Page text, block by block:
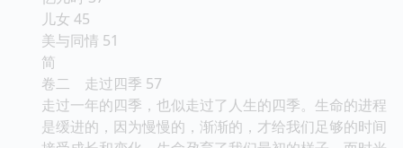
儿女 45
美与同情 51
简
卷二 走过四季 57
走过一年的四季，也似走过了人生的四季。生命的进程
是缓进的，因为慢慢的，渐渐的，才给我们足够的时间